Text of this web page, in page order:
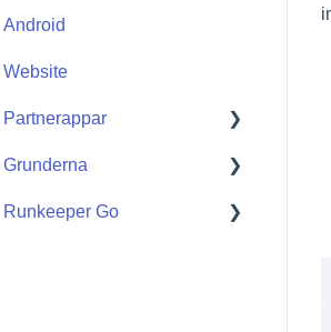
Android
Website
Partnerappar
Apple Watch
Partnerappar
Grunderna
Getting Started
Runkeeper Go